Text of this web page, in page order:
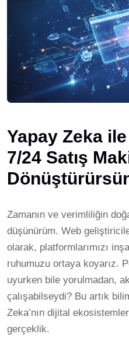
Yapay Zeka
7/24 Satış
Zamanın ve verimliliğin
düşünürüm. Web
olarak, platformlarımızı
ruhumuzu ortaya koyarız.
uyurken bile yorulmadan,
çalışabilseydi? Bu artık
Zeka’nın dijital
gerçeklik.